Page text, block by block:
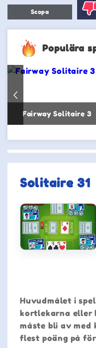
Scopa
Populära
Fairway Solitaire 3
Solitaire 31
Huvudmålet i
kortlekarna eller
måste bli av
flest poäng på